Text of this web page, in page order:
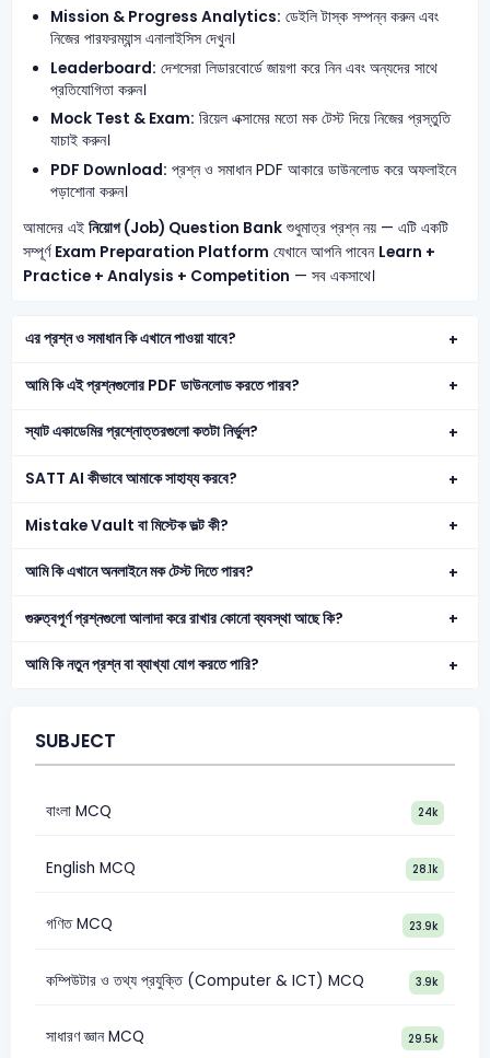
Mission & Progress Analytics: ডেইলি টাস্ক সম্পন্ন করুন এবং
নিজের পারফরম্যান্স এনালাইসিস দেখুন।
Leaderboard: দেশসেরা লিডারবোর্ডে জায়গা করে নিন এবং অন্যদের সাথে
প্রতিযোগিতা করুন।
Mock Test & Exam: রিয়েল এক্সামের মতো মক টেস্ট দিয়ে নিজের প্রস্তুতি
যাচাই করুন।
PDF Download: প্রশ্ন ও সমাধান PDF আকারে ডাউনলোড করে অফলাইনে
পড়াশোনা করুন।
আমাদের এই নিয়োগ (Job) Question Bankশুধুমাত্র প্রশ্ন নয় — এটি একটি
সম্পূর্ণ Exam Preparation Platform যেখানে আপনি পাবেন Learn +
Practice + Analysis + Competition — সব একসাথে।
এর প্রশ্ন ও সমাধান কি এখানে পাওয়া যাবে?
আমি কি এই প্রশ্নগুলোর PDF ডাউনলোড করতে পারব?
স্যাট একাডেমির প্রশ্নোত্তরগুলো কতটা নির্ভুল?
SATT AI কীভাবে আমাকে সাহায্য করবে?
Mistake Vault বা মিস্টেক ভল্ট কী?
আমি কি এখানে অনলাইনে মক টেস্ট দিতে পারব?
গুরুত্বপূর্ণ প্রশ্নগুলো আলাদা করে রাখার কোনো ব্যবস্থা আছে কি?
আমি কি নতুন প্রশ্ন বা ব্যাখ্যা যোগ করতে পারি?
SUBJECT
বাংলা MCQ 24k
English MCQ 28.1k
গণিত MCQ 23.9k
কম্পিউটার ও তথ্য প্রযুক্তি (Computer & ICT) MCQ 3.9k
সাধারণ জ্ঞান MCQ 29.5k